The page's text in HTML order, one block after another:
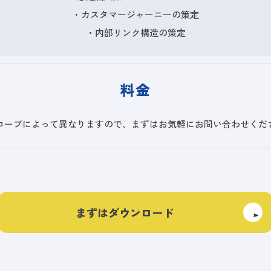
・カスタマージャーニーの策定
・内部リンク構造の策定
料金
ープによって異なりますので、まずはお気軽にお問い合わせくだ
まずはダウンロード